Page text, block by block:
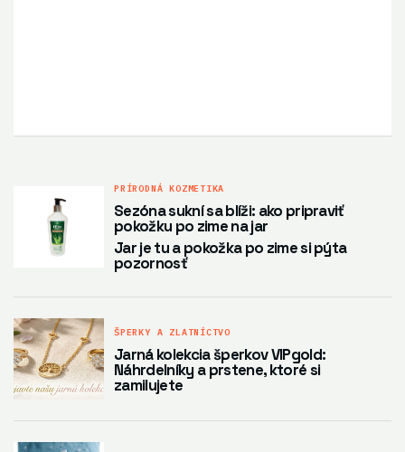
PRÍRODNÁ KOZMETIKA
Sezóna sukní sa blíži: ako pripraviť
pokožku po zime na jar
Jar je tu a pokožka po zime si pýta
pozornosť
ŠPERKY A ZLATNÍCTVO
Jarná kolekcia šperkov VIPgold:
Náhrdelníky a prstene, ktoré si
zamilujete